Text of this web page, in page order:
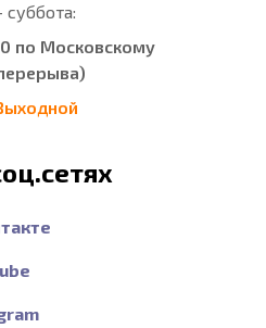
по Московскому